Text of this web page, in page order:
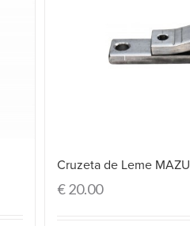
Cruzeta de Leme MAZU
€20.00